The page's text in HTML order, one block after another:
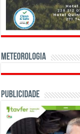
Meteorologia
Publicidade